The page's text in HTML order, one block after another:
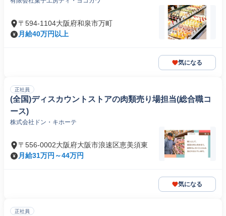
〒594-1104大阪府和泉市万町
月給40万円以上
気になる
正社員
(全国)ディスカウントストアの肉類売り場担当(総合職コ
ース)
株式会社ドン・キホーテ
〒556-0002大阪府大阪市浪速区恵美須東
月給31万円～44万円
気になる
正社員